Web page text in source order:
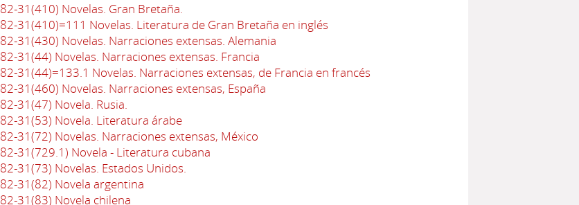
82-31(410) Novelas. Gran Bretaña.
82-31(410)=111 Novelas. Literatura de Gran Bretaña en inglés
82-31(430) Novelas. Narraciones extensas. Alemania
82-31(44) Novelas. Narraciones extensas. Francia
82-31(44)=133.1 Novelas. Narraciones extensas, de Francia en francés
82-31(460) Novelas. Narraciones extensas, España
82-31(47) Novela. Rusia.
82-31(53) Novela. Literatura árabe
82-31(72) Novelas. Narraciones extensas, México
82-31(729.1) Novela - Literatura cubana
82-31(73) Novelas. Estados Unidos.
82-31(82) Novela argentina
82-31(83) Novela chilena